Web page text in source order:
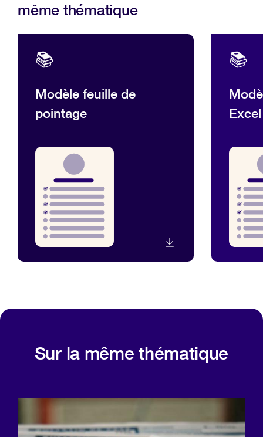
même thématique
📚
Modèle feuille de
pointage
📚
Excel
Sur la même thématique